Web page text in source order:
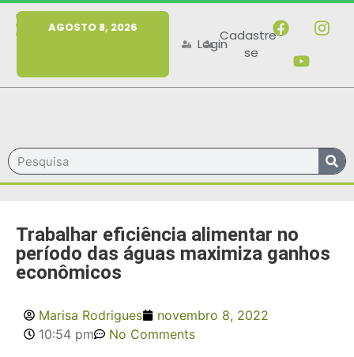
MENU
AGOSTO 8, 2026
Login
Cadastre-
se
Trabalhar eficiência alimentar no
período das águas maximiza ganhos
econômicos
Marisa Rodrigues
novembro 8, 2022
10:54 pm
No Comments